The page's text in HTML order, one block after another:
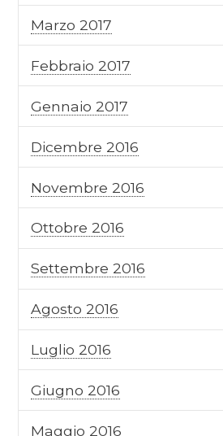
Marzo 2017
Febbraio 2017
Gennaio 2017
Dicembre 2016
Novembre 2016
Ottobre 2016
Settembre 2016
Agosto 2016
Luglio 2016
Giugno 2016
Maggio 2016